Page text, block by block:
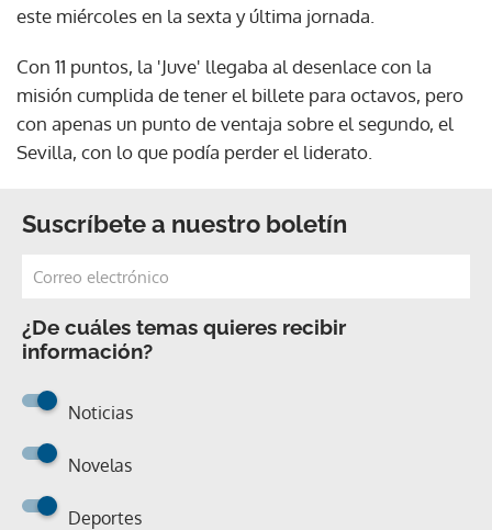
este miércoles en la sexta y última jornada.
Con 11 puntos, la 'Juve' llegaba al desenlace con la
misión cumplida de tener el billete para octavos, pero
con apenas un punto de ventaja sobre el segundo, el
Sevilla, con lo que podía perder el liderato.
Suscríbete a nuestro boletín
¿De cuáles temas quieres recibir
información?
Noticias
Novelas
Deportes